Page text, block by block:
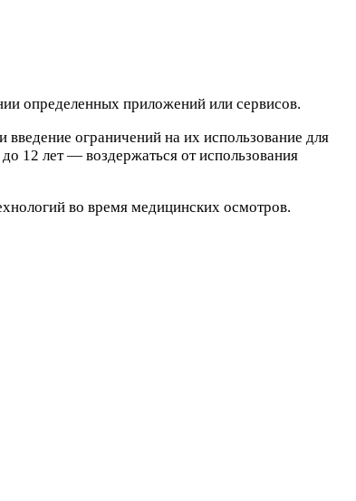
определенных приложений или сервисов.
ограничений на их использование для
12 лет — воздержаться от использования
во время медицинских осмотров.